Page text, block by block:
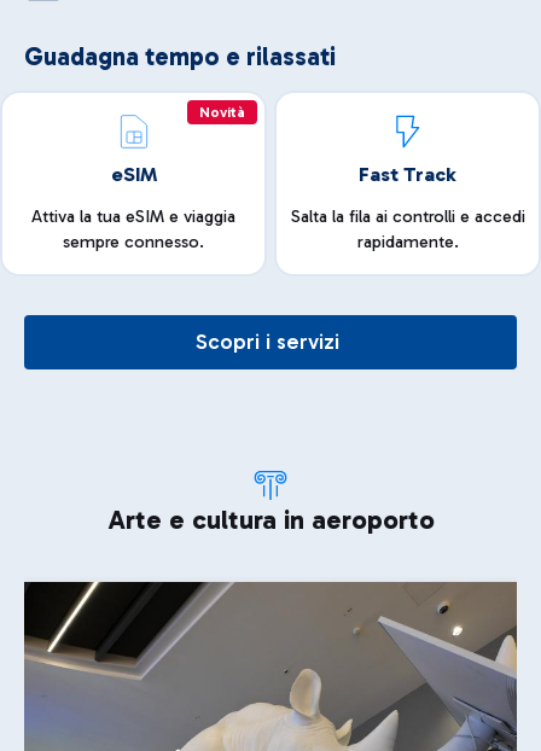
Guadagna tempo e rilassati
eSIM
Attiva la tua eSIM e viaggia
sempre connesso.
Novità
Fast Track
Salta la fila ai controlli e accedi
rapidamente.
Scopri i servizi
Arte e cultura in aeroporto